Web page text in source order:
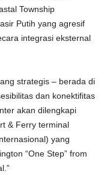
Township
Putih yang agresif
integrasi eksternal
strategis – berada di
dan konektifitas
akan dilengkapi
& Ferry terminal
yang
“One Step” from